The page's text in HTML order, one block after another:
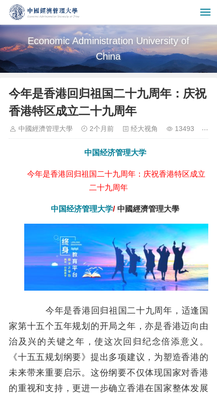
Economic Administration University of
China
今年是香港回归祖国二十九周年：庆祝
香港特区成立二十九周年
中國經濟管理大學 2个月前 经大视角 13493
中国经济管理大学
今年是香港回归祖国二十九周年：庆祝香港特区成立
二十九周年
中国经济管理大学/ 中國經濟管理大學
今年是香港回归祖国二十九周年，适逢国
家第十五个五年规划的开局之年，亦是香港迈向由
治及兴的关键之年，使这次回归纪念倍添意义。
《十五五规划纲要》提出多项建议，为塑造香港的
未来带来重要启示。这份纲要不仅体现国家对香港
的重视和支持，更进一步确立香港在国家整体发展